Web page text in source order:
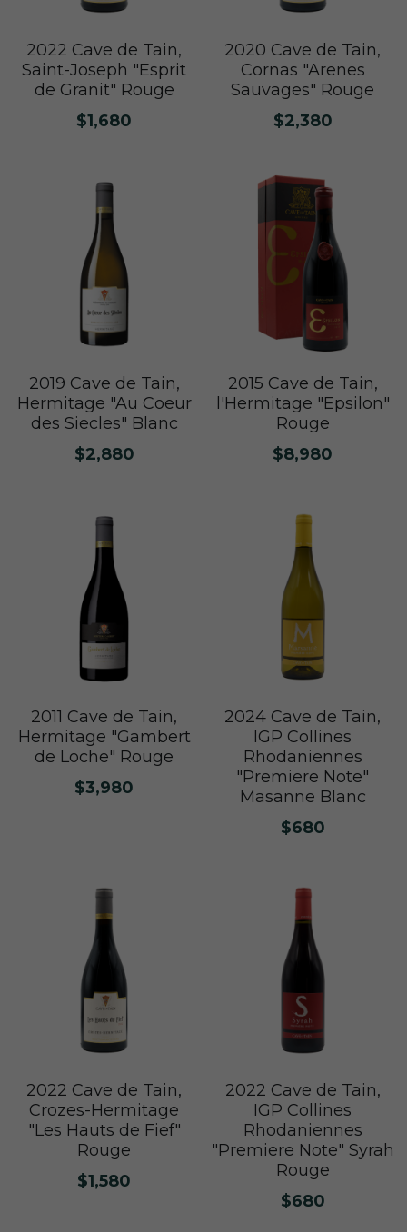
2022 Cave de Tain,
Saint-Joseph "Esprit
de Granit" Rouge
$1,680
2020 Cave de Tain,
Cornas "Arenes
Sauvages" Rouge
$2,380
2019 Cave de Tain,
Hermitage "Au Coeur
des Siecles" Blanc
$2,880
2015 Cave de Tain,
l'Hermitage "Epsilon"
Rouge
$8,980
2011 Cave de Tain,
Hermitage "Gambert
de Loche" Rouge
$3,980
2024 Cave de Tain,
IGP Collines
Rhodaniennes
"Premiere Note"
Masanne Blanc
$680
2022 Cave de Tain,
Crozes-Hermitage
"Les Hauts de Fief"
Rouge
$1,580
2022 Cave de Tain,
IGP Collines
Rhodaniennes
"Premiere Note" Syrah
Rouge
$680